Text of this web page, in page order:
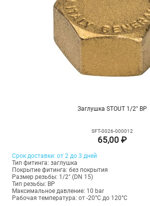
Заглушка STOUT 1/2" ВР
SFT-0026-000012
65,00 ₽
Срок доставки: от 2 до 3 дней
Тип фитинга: заглушка
Покрытие фитинга: без покрытия
Размер резьбы: 1/2" (DN 15)
Тип резьбы: ВР
Максимальное давление: 10 bar
Рабочая температура: от -20°C до 120°C